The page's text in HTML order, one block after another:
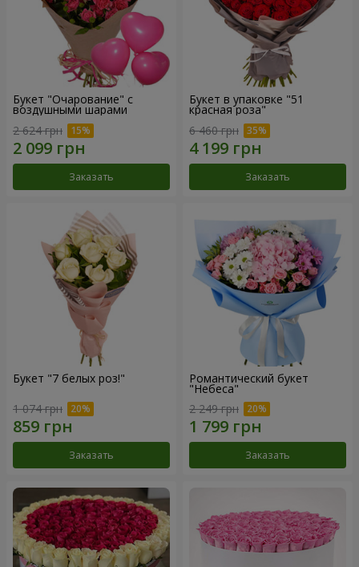
Букет "Очарование" с
воздушными шарами
2 624 грн
Заказать
Букет в упаковке "51
красная роза"
6 460 грн
Заказать
Букет "7 белых роз!"
1 074 грн
Заказать
Романтический букет
"Небеса"
2 249 грн
Заказать